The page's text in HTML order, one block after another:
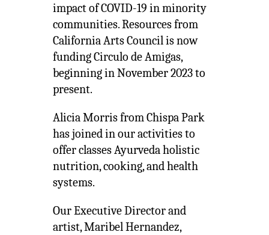
impact of COVID-19 in minority
communities. Resources from
California Arts Council is now
funding Circulo de Amigas,
beginning in November 2023 to
present.
Alicia Morris from Chispa Park
has joined in our activities to
offer classes Ayurveda holistic
nutrition, cooking, and health
systems.
Our Executive Director and
artist, Maribel Hernandez,